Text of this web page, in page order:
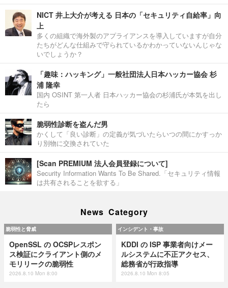
NICT 井上大介が考える 日本の「セキュリティ自給率」向
上
多くの組織で海外製のアプライアンスを導入していますが自分
たちがどんな仕組みで守られているかわかっていないんじゃな
いでしょうか？
「趣味：ハッキング」一般社団法人日本ハッカー協会 杉
浦 隆幸
国内 OSINT 第一人者 日本ハッカー協会の杉浦氏が本気を出し
たら
脆弱性診断を盗んだ男
かくして「良い診断」の定義が気づいたらいつの間にかすっか
り別物に交換されていた
[Scan PREMIUM 法人会員登録について]
Security Information Wants To Be Shared.「セキュリティ情報
は共有されることを欲する」
News Category
脆弱性と脅威
OpenSSL の OCSPレスポン
ス検証にクライアント側のメ
モリリークの脆弱性
2026.8.10 Mon 8:00
インシデント・事故
KDDI の ISP 事業者向けメー
ルシステムに不正アクセス、
総務省が行政指導
2026.8.10 Mon 8:05